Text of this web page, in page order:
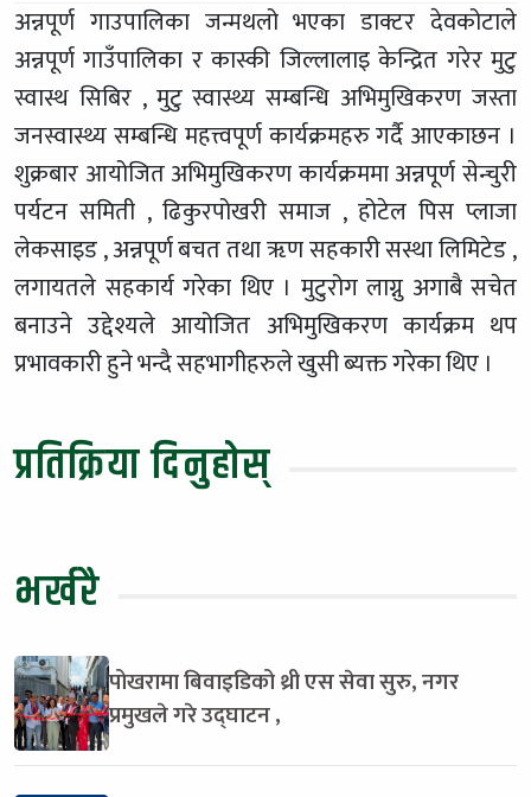
अन्नपूर्ण गाउपालिका जन्मथलो भएका डाक्टर देवकोटाले
अन्नपूर्ण गाउँपालिका र कास्की जिल्लालाइ केन्द्रित गरेर मुटु
स्वास्थ सिबिर , मुटु स्वास्थ्य सम्बन्धि अभिमुखिकरण जस्ता
जनस्वास्थ्य सम्बन्धि महत्त्वपूर्ण कार्यक्रमहरु गर्दै आएकाछन ।
शुक्रबार आयोजित अभिमुखिकरण कार्यक्रममा अन्नपूर्ण सेन्चुरी
पर्यटन समिती , ढिकुरपोखरी समाज , होटेल पिस प्लाजा
लेकसाइड , अन्नपूर्ण बचत तथा ॠण सहकारी सस्था लिमिटेड ,
लगायतले सहकार्य गरेका थिए । मुटुरोग लाग्नु अगाबै सचेत
बनाउने उद्देश्यले आयोजित अभिमुखिकरण कार्यक्रम थप
प्रभावकारी हुने भन्दै सहभागीहरुले खुसी ब्यक्त गरेका थिए ।
प्रतिक्रिया दिनुहोस्
भर्खरै
पोखरामा बिवाइडिको थ्री एस सेवा सुरु, नगर
प्रमुखले गरे उद्घाटन ,